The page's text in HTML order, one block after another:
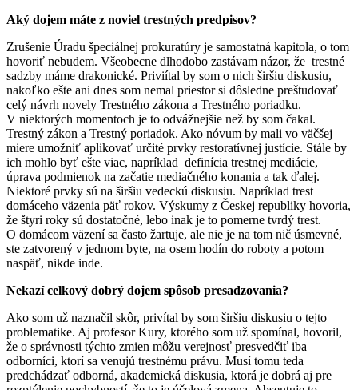
Aký dojem máte z noviel trestných predpisov?
Zrušenie Úradu špeciálnej prokuratúry je samostatná kapitola, o tom
hovoriť nebudem. Všeobecne dlhodobo zastávam názor, že trestné
sadzby máme drakonické. Priviítal by som o nich širšiu diskusiu,
nakoľko ešte ani dnes som nemal priestor si dôsledne preštudovať
celý návrh novely Trestného zákona a Trestného poriadku.
V niektorých momentoch je to odvážnejšie než by som čakal.
Trestný zákon a Trestný poriadok. Ako nóvum by mali vo väčšej
miere umožniť aplikovať určité prvky restoratívnej justície. Stále by
ich mohlo byť ešte viac, napríklad definícia trestnej mediácie,
úprava podmienok na začatie mediačného konania a tak ďalej.
Niektoré prvky sú na širšiu vedeckú diskusiu. Napríklad trest
domáceho väzenia päť rokov. Výskumy z Českej republiky hovoria,
že štyri roky sú dostatočné, lebo inak je to pomerne tvrdý trest.
O domácom väzení sa často žartuje, ale nie je na tom nič úsmevné,
ste zatvorený v jednom byte, na osem hodín do roboty a potom
naspäť, nikde inde.
Nekazí celkový dobrý dojem spôsob presadzovania?
Ako som už naznačil skôr, privítal by som širšiu diskusiu o tejto
problematike. Aj profesor Kury, ktorého som už spomínal, hovoril,
že o správnosti týchto zmien môžu verejnosť presvedčiť iba
odborníci, ktorí sa venujú trestnému právu. Musí tomu teda
predchádzať odborná, akademická diskusia, ktorá je dobrá aj pre